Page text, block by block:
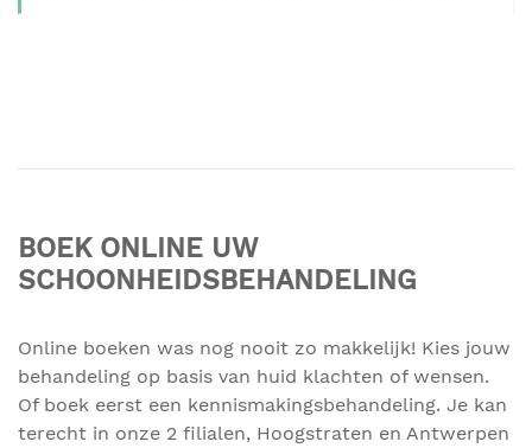
BOEK ONLINE UW
SCHOONHEIDSBEHANDELING
Online boeken was nog nooit zo makkelijk! Kies jouw
behandeling op basis van huid klachten of wensen.
Of boek eerst een kennismakingsbehandeling. Je kan
terecht in onze 2 filialen, Hoogstraten en Antwerpen